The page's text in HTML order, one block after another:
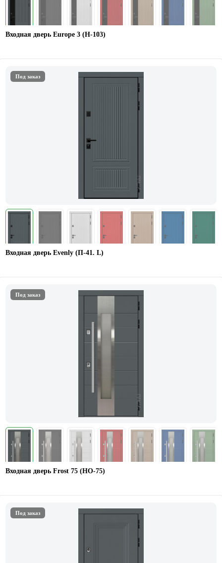
Входная дверь Europe 3 (H-103)
Под заказ
Входная дверь Evenly (П-41. L)
Под заказ
Входная дверь Frost 75 (НО-75)
Под заказ